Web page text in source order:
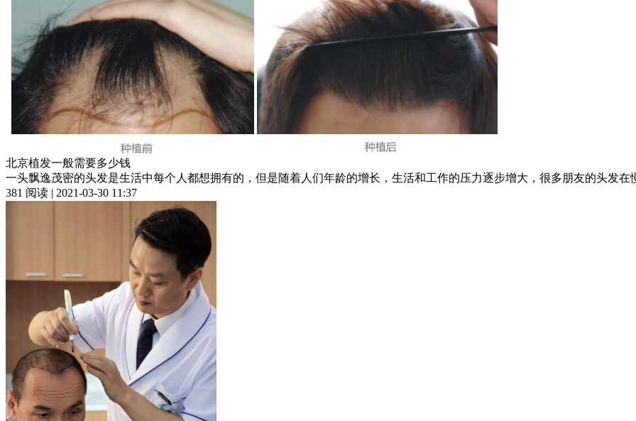
北京植发一般需要多少钱
一头飘逸茂密的头发是生活中每个人都想拥有的，但是随着人们年龄的增长，生活和工作的压力逐步增大，很多朋友的头发在
381 阅读 | 2021-03-30 11:37